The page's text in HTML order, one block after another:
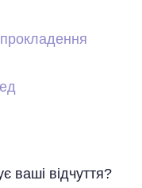
ваші відчуття?